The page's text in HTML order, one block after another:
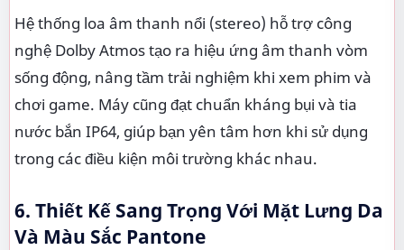
Hệ thống loa âm thanh nổi (stereo) hỗ trợ công
nghệ Dolby Atmos tạo ra hiệu ứng âm thanh vòm
sống động, nâng tầm trải nghiệm khi xem phim và
chơi game. Máy cũng đạt chuẩn kháng bụi và tia
nước bắn IP64, giúp bạn yên tâm hơn khi sử dụng
trong các điều kiện môi trường khác nhau.
6. Thiết Kế Sang Trọng Với Mặt Lưng Da
Và Màu Sắc Pantone